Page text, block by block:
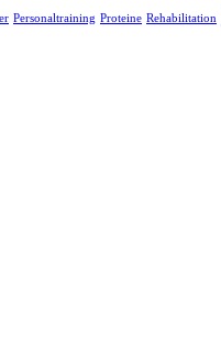
Personaltraining Proteine Rehabilitation